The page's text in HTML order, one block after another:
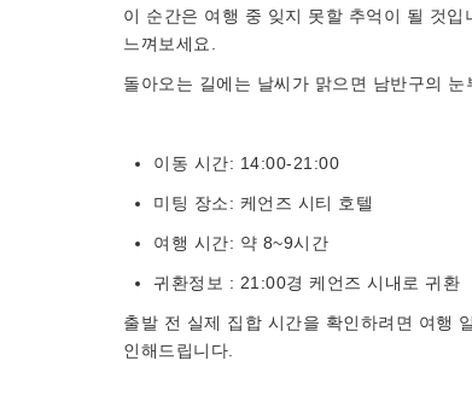
이 순간은 여행 중 잊지 못할 추억이 될 것
느껴보세요.
돌아오는 길에는 날씨가 맑으면 남반구의
이동 시간: 14:00-21:00
미팅 장소: 케언즈 시티 호텔
여행 시간: 약 8~9시간
귀환정보 : 21:00경 케언즈 시내로 귀환
출발 전 실제 집합 시간을 확인하려면 여행
인해드립니다.